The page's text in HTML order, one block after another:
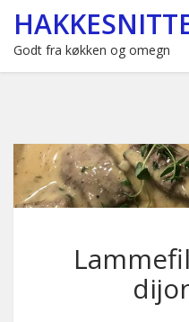
Godt fra køkken og omegn